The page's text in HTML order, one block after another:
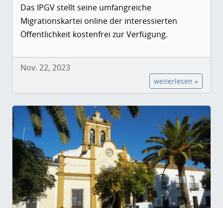
Das IPGV stellt seine umfangreiche
Migrationskartei online der interessierten
Öffentlichkeit kostenfrei zur Verfügung.
Nov. 22, 2023
weiterlesen »